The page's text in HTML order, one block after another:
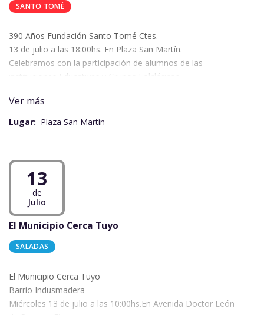
SANTO TOMÉ
390 Años Fundación Santo Tomé Ctes.
13 de julio a las 18:00hs. En Plaza San Martín.
Celebramos con la participación de alumnos de las
instituciones Educativas y Grupos Folclóricos.
Ver más
Lugar: Plaza San Martín
13
de
Julio
El Municipio Cerca Tuyo
SALADAS
El Municipio Cerca Tuyo
Barrio Indusmadera
Miércoles 13 de julio a las 10:00hs.En Avenida Doctor León